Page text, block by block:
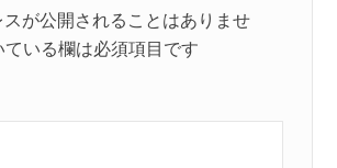
スが公開されることはありませ
ている欄は必須項目です